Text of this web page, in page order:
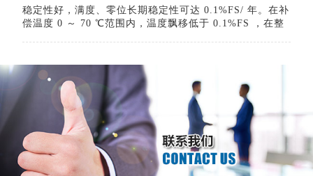
稳定性好，满度、零位长期稳定性可达 0.1%FS/ 年。在补
偿温度 0 ～ 70 ℃范围内，温度飘移低于 0.1%FS ，在整